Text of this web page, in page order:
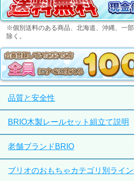
※個別送料のある商品、北海道、沖縄、一
除く。
品質と安全性
BRIO木製レールセット組立て説明
老舗ブランドBRIO
ブリオのおもちゃカテゴリ別ライ